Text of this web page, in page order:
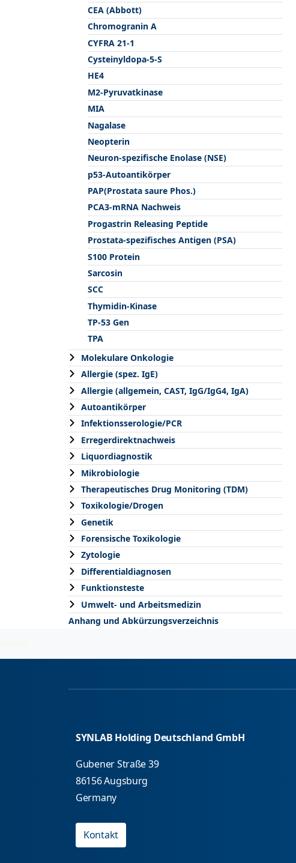
CEA (Abbott)
Chromogranin A
CYFRA 21-1
Cysteinyldopa-5-S
HE4
M2-Pyruvatkinase
MIA
Nagalase
Neopterin
Neuron-spezifische Enolase (NSE)
p53-Autoantikörper
PAP(Prostata saure Phos.)
PCA3-mRNA Nachweis
Progastrin Releasing Peptide
Prostata-spezifisches Antigen (PSA)
S100 Protein
Sarcosin
SCC
Thymidin-Kinase
TP-53 Gen
TPA
Molekulare Onkologie
Allergie (spez. IgE)
Allergie (allgemein, CAST, IgG/IgG4, IgA)
Autoantikörper
Infektionsserologie/PCR
Erregerdirektnachweis
Liquordiagnostik
Mikrobiologie
Therapeutisches Drug Monitoring (TDM)
Toxikologie/Drogen
Genetik
Forensische Toxikologie
Zytologie
Differentialdiagnosen
Funktionsteste
Umwelt- und Arbeitsmedizin
Anhang und Abkürzungsverzeichnis
2026-08-07
SYNLAB Holding Deutschland GmbH
Gubener Straße 39
86156 Augsburg
Germany
Kontakt